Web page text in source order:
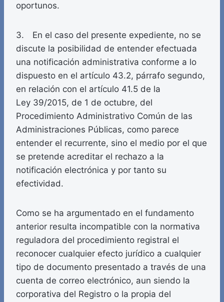
oportunos.
3. En el caso del presente expediente, no se
discute la posibilidad de entender efectuada
una notificación administrativa conforme a lo
dispuesto en el artículo 43.2, párrafo segundo,
en relación con el artículo 41.5 de la
Ley 39/2015, de 1 de octubre, del
Procedimiento Administrativo Común de las
Administraciones Públicas, como parece
entender el recurrente, sino el medio por el que
se pretende acreditar el rechazo a la
notificación electrónica y por tanto su
efectividad.
Como se ha argumentado en el fundamento
anterior resulta incompatible con la normativa
reguladora del procedimiento registral el
reconocer cualquier efecto jurídico a cualquier
tipo de documento presentado a través de una
cuenta de correo electrónico, aun siendo la
corporativa del Registro o la propia del